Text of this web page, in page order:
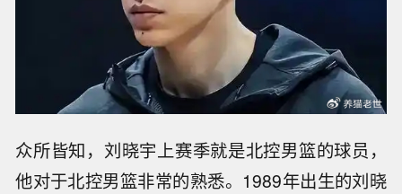
众所皆知，刘晓宇上赛季就是北控男篮的球员，
他对于北控男篮非常的熟悉。1989年出生的刘晓